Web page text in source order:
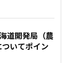
道開発局（農
いてポイン